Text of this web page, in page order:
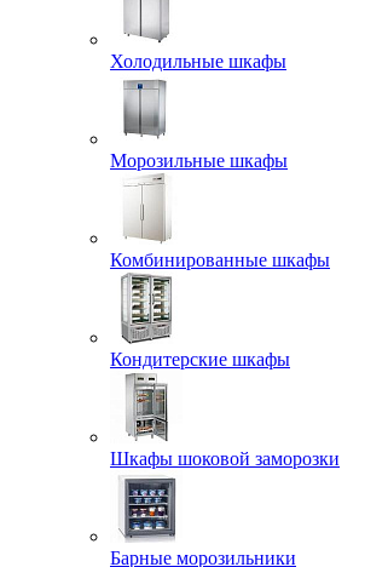
Холодильные шкафы
Морозильные шкафы
Комбинированные шкафы
Кондитерские шкафы
Шкафы шоковой заморозки
Барные морозильники